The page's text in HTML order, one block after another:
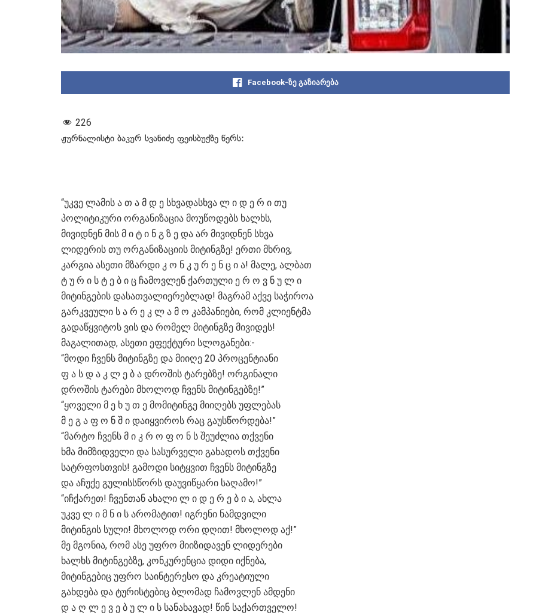
Facebook-ზე გაზიარება
226
ჟურნალისტი ბაკურ სვანიძე ფეისბუქზე წერს:
“უკვე ლამის ა თ ა მ დ ე სხვადასხვა ლ ი დ ე რ ი თუ
პოლიტიკური ორგანიზაცია მოუწოდებს ხალხს,
მივიდნენ მის მ ი ტ ი ნ გ ზ ე და არ მივიდნენ სხვა
ლიდერის თუ ორგანიზაციის მიტინგზე! ერთი მხრივ,
კარგია ასეთი მზარდი კ ო ნ კ უ რ ე ნ ც ი ა! მალე, ალბათ
ტ უ რ ი ს ტ ე ბ ი ც ჩამოვლენ ქართული ე რ ო ვ ნ უ ლ ი
მიტინგების დასათვალიერებლად! მაგრამ აქვე საჭიროა
გარკვეული ს ა რ ე კ ლ ა მ ო კამპანიები, რომ კლიენტმა
გადაწყვიტოს ვის და რომელ მიტინგზე მივიდეს!
მაგალითად, ასეთი ეფექტური სლოგანები:-
“მოდი ჩვენს მიტინგზე და მიიღე 20 პროცენტიანი
ფ ა ს დ ა კ ლ ე ბ ა დროშის ტარებზე! ორგინალი
დროშის ტარები მხოლოდ ჩვენს მიტინგებზე!”
“ყოველი მ ე ხ უ თ ე მომიტინგე მიიღებს უფლებას
მ ე გ ა ფ ო ნ შ ი დაიყვიროს რაც გაუსწორდება!”
“მარტო ჩვენს მ ი კ რ ო ფ ო ნ ს შეუძლია თქვენი
ხმა მიმზიდველი და სასურველი გახადოს თქვენი
სატრფოსთვის! გამოდი სიტყვით ჩვენს მიტინგზე
და აჩუქე გულისსწორს დაუვიწყარი საღამო!”
“იჩქარეთ! ჩვენთან ახალი ლ ი დ ე რ ე ბ ი ა, ახლა
უკვე ლ ი მ ნ ი ს არომატით! იგრენი ნამდვილი
მიტინგის სული! მხოლოდ ორი დღით! მხოლოდ აქ!”
მე მგონია, რომ ასე უფრო მიიზიდავენ ლიდერები
ხალხს მიტინგებზე, კონკურენცია დიდი იქნება,
მიტინგებიც უფრო საინტერესო და კრეატიული
გახდება და ტურისტებიც ბლომად ჩამოვლენ ამდენი
დ ა ღ ლ ე ვ ე ბ უ ლ ი ს სანახავად! წინ საქართველო!